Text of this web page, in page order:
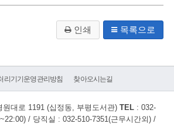
인쇄 목록으로
리기기운영관리방침 찾아오시는길
대로 1191 (십정동, 부평도서관) TEL : 032-
/ 당직실 : 032-510-7351(근무시간외) /